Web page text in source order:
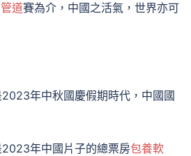
道賽為介，中國之活氣，世界亦可
年中秋國慶假期時代，中國國
年中國片子的總票房包養軟